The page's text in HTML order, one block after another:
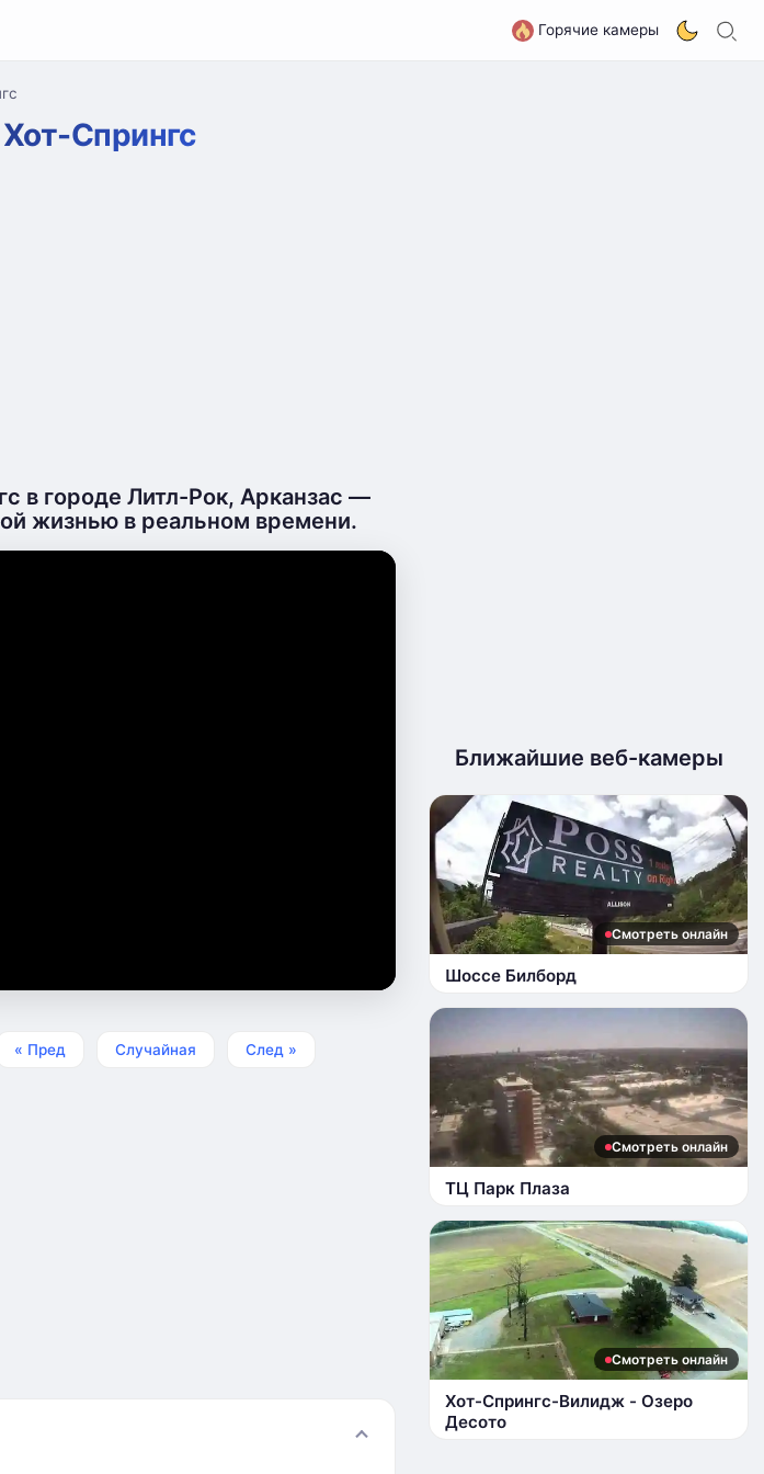
Горячие камеры
Спрингс
в городе Литл-Рок, Арканзас —
жизнью в реальном времени.
« Пред Случайная След »
Ближайшие веб-камеры
Смотреть онлайн
Шоссе Билборд
Смотреть онлайн
ТЦ Парк Плаза
Смотреть онлайн
Хот-Спрингс-Вилидж - Озеро
Десото